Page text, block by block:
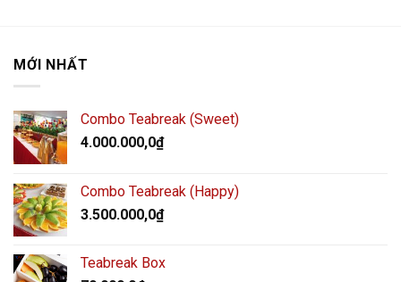
MỚI NHẤT
Combo Teabreak (Sweet)
4.000.000,0₫
Combo Teabreak (Happy)
3.500.000,0₫
Teabreak Box